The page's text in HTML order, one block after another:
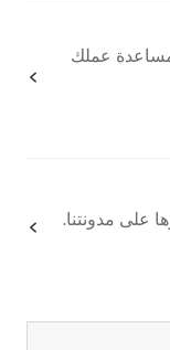
عملك
على مدونتنا.